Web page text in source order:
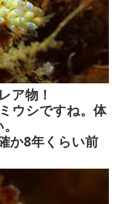
ア物！
ウシですね。体
か8年くらい前